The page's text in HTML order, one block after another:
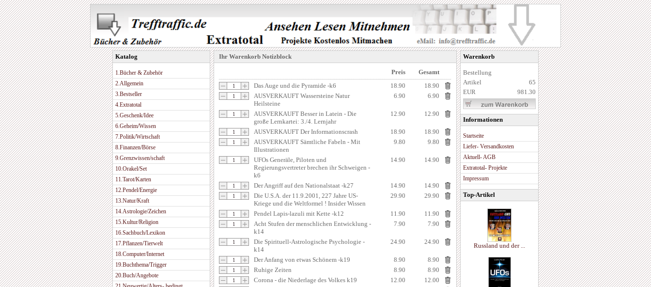
Katalog
1.Bücher & Zubehör
2.Allgemein
3.Bestseller
4.Extratotal
5.Geschenk/Idee
6.Geheim/Wissen
7.Politik/Wirtschaft
8.Finanzen/Börse
9.Grenzwissen/schaft
10.Orakel/Set
11.Tarot/Karten
12.Pendel/Energie
13.Natur/Kraft
14.Astrologie/Zeichen
15.Kultur/Religion
16.Sachbuch/Lexikon
17.Pflanzen/Tierwelt
18.Computer/Internet
19.Buchthema/Trigger
20.Buch/Angebote
Ihr Warenkorb Notizblock
Preis
Gesamt
Das Auge und die Pyramide -k6
18.90
18.90
AUSVERKAUFT Wassersteine Natur
Heilsteine
6.90 6.90
AUSVERKAUFT Besser in Latein - Die
große Lernkartei: 3./4. Lernjahr
12.90 12.90
AUSVERKAUFT Der Informationscrash 18.90
18.90
AUSVERKAUFT Sämtliche Fabeln - Mit
Illustrationen
9.80 9.80
UFOs Generäle, Piloten und
Regierungsvertreter brechen ihr Schweigen -
k6
14.90 14.90
Der Angriff auf den Nationalstaat -k27 14.90
14.90
Die U.S.A. der 11.9.2001, 227 Jahre US-
Kriege und die Weltformel ! Insider Wissen
29.90 29.90
Pendel Lapis-lazuli mit Kette -k12 11.90
11.90
Acht Stufen der menschlichen Entwicklung -
k14
7.90 7.90
Die Spirituell-Astrologische Psychologie -
k14
24.90 24.90
Der Anfang von etwas Schönem -k19 8.90
8.90
Ruhige Zeiten
8.90
8.90
Corona - die Niederlage des Volkes k19
12.00
12.00
Warenkorb
Bestellung
Artikel
65
EUR
981.30
Informationen
Startseite
Liefer- Versandkosten
Aktuell- AGB
Extratotal- Projekte
Impressum
Top-Artikel
Russland und der ...